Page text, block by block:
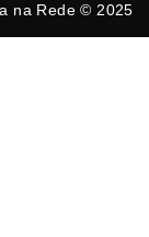
na Rede © 2025